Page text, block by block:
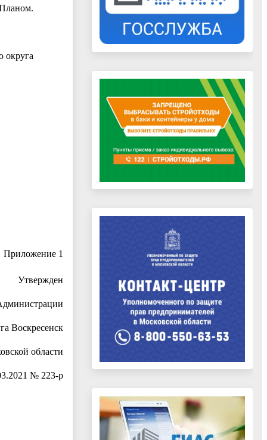
округа
Приложение 1
Утвержден
Воскресенск
области
№ 223-р